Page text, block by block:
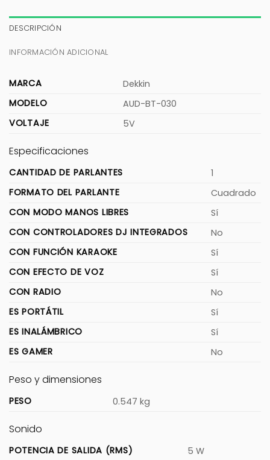
DESCRIPCIÓN
INFORMACIÓN ADICIONAL
MARCA
Dekkin
MODELO
AUD-BT-030
VOLTAJE
5V
Especificaciones
CANTIDAD DE PARLANTES
1
FORMATO DEL PARLANTE
Cuadrado
CON MODO MANOS LIBRES
Sí
CON CONTROLADORES DJ INTEGRADOS
No
CON FUNCIÓN KARAOKE
Sí
CON EFECTO DE VOZ
Sí
CON RADIO
No
ES PORTÁTIL
Sí
ES INALÁMBRICO
Sí
ES GAMER
No
Peso y dimensiones
PESO 0.547 kg
Sonido
POTENCIA DE SALIDA (RMS) 5 W